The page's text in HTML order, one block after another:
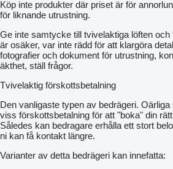
Köp inte produkter där priset är för
för liknande utrustning.
Ge inte samtycke till tvivelaktiga löften
är osäker, var inte rädd för att klargöra
fotografier och dokument för utrustning,
äkthet, ställ frågor.
Tvivelaktig förskottsbetalning
Den vanligaste typen av bedrägeri.
viss förskottsbetalning för att "boka" din
Således kan bedragare erhålla ett stort
ni kan få kontakt längre.
Varianter av detta bedrägeri kan innefatta: